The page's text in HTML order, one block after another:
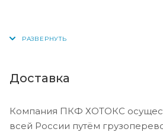
Доставка
Компания ПКФ ХОТОКС
всей России путём